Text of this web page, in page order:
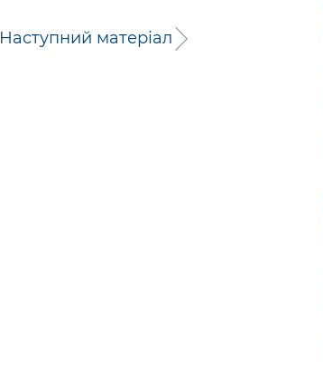
Наступний матеріал